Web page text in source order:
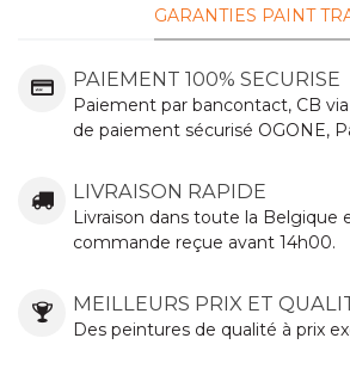
GARANTIES PAINT
PAIEMENT 100% SECURISE
Paiement par bancontact, CB
de paiement sécurisé OGONE,
LIVRAISON RAPIDE
Livraison dans toute la Belgique
commande reçue avant 14h00.
MEILLEURS PRIX ET
Des peintures de qualité à prix